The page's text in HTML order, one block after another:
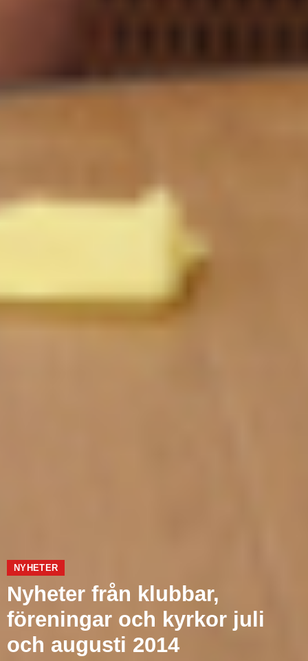
NYHETER
Nyheter från klubbar,
föreningar och kyrkor juli
och augusti 2014